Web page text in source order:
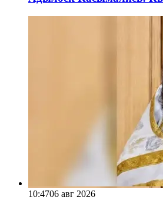
10:4706 авг 2026